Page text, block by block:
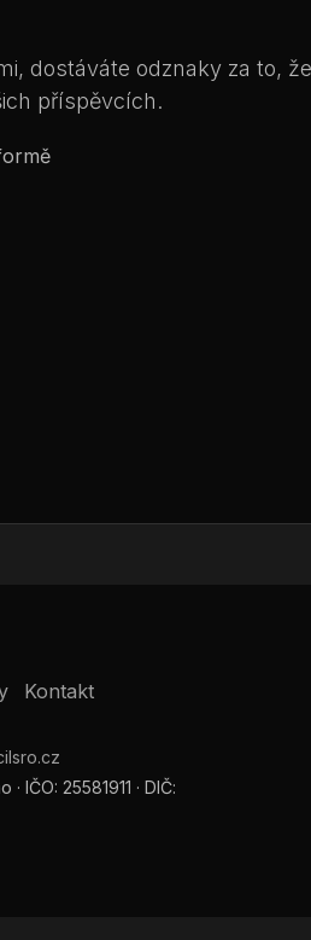
dostáváte odznaky za to,
příspěvcích.
Kontakt
IČO: 25581911 · DIČ: